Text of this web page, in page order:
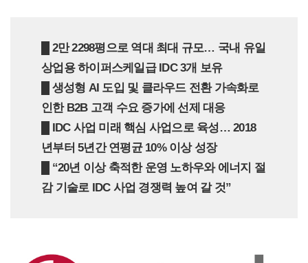
█ 2만 2298평으로 역대 최대 규모… 국내 유일
상업용 하이퍼스케일급 IDC 3개 보유
█ 생성형 AI 도입 및 클라우드 전환 가속화로
인한 B2B 고객 수요 증가에 선제 대응
█ IDC 사업 미래 핵심 사업으로 육성… 2018
년부터 5년간 연평균 10% 이상 성장
█ “20년 이상 축적한 운영 노하우와 에너지 절
감 기술로 IDC 사업 경쟁력 높여 갈 것”